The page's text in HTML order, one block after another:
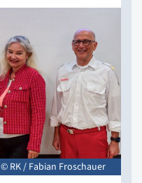
© RK / Fabian Froschauer